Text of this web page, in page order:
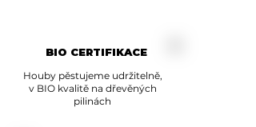
BIO CERTIFIKACE
Houby pěstujeme udržitelně,
v BIO kvalitě na dřevěných
pilinách